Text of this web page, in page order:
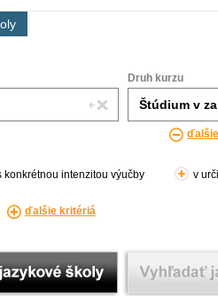
Druh kurzu
konkrétnou intenzitou výučby v
ďalšie kritériá